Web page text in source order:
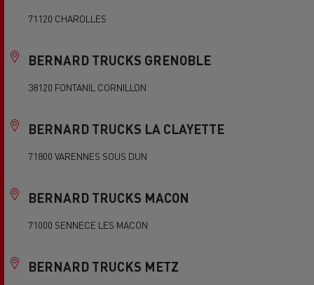
71120 CHAROLLES
BERNARD TRUCKS GRENOBLE
38120 FONTANIL CORNILLON
BERNARD TRUCKS LA CLAYETTE
71800 VARENNES SOUS DUN
BERNARD TRUCKS MACON
71000 SENNECE LES MACON
BERNARD TRUCKS METZ